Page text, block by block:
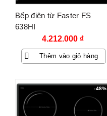
Bếp điện từ Faster FS
638HI
4.212.000 ₫
Thêm vào giỏ hàng
-48%